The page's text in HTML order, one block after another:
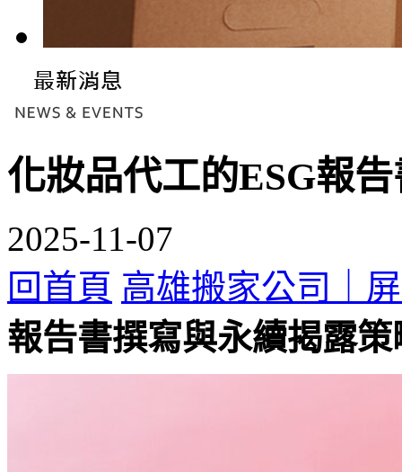
化妝品代工的ESG報
2025-11-07
回首頁 高雄搬家公司｜
報告書撰寫與永續揭露策